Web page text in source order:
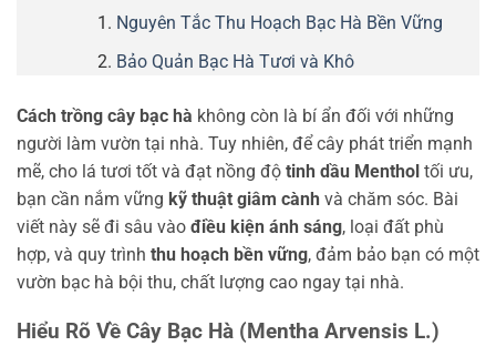
Nguyên Tắc Thu Hoạch Bạc Hà Bền Vững
Bảo Quản Bạc Hà Tươi và Khô
Cách trồng cây bạc hà không còn là bí ẩn đối với những
người làm vườn tại nhà. Tuy nhiên, để cây phát triển mạnh
mẽ, cho lá tươi tốt và đạt nồng độ tinh dầu Menthol tối ưu,
bạn cần nắm vững kỹ thuật giâm cành và chăm sóc. Bài
viết này sẽ đi sâu vào điều kiện ánh sáng, loại đất phù
hợp, và quy trình thu hoạch bền vững, đảm bảo bạn có một
vườn bạc hà bội thu, chất lượng cao ngay tại nhà.
Hiểu Rõ Về Cây Bạc Hà (Mentha Arvensis L.)